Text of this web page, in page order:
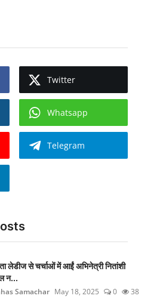
Twitter
Whatsapp
Telegram
लेडीज से चर्चाओं में आईं अभिनेत्री नितांशी
न...
Samachar May 18, 2025 0 38